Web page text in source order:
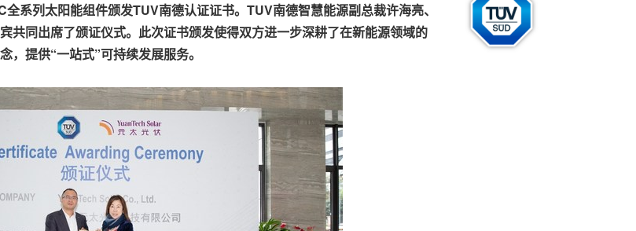
全系列太阳能组件颁发TUV南德认证证书。 TUV南德智慧能源副总裁许海亮、
共同出席了颁证仪式。此次证书颁发使得双方进一步深耕了在新能源领域的
，提供“一站式”可持续发展服务。